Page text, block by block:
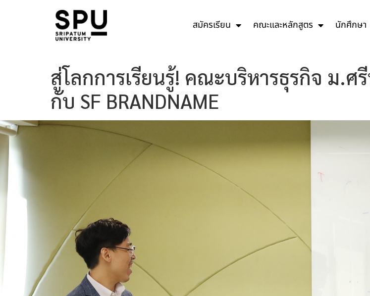
สมัครเรียน คณะและหลักสูตร นักศึกษา
สู่โลกการเรียนรู้! คณะบริหารธุรกิจ ม.ศ
กับ SF BRANDNAME